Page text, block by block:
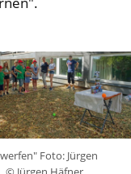
Foto: Jürgen